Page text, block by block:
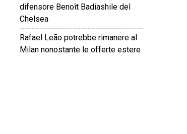
difensore Benoît Badiashile del
Chelsea
Rafael Leão potrebbe rimanere al
Milan nonostante le offerte estere